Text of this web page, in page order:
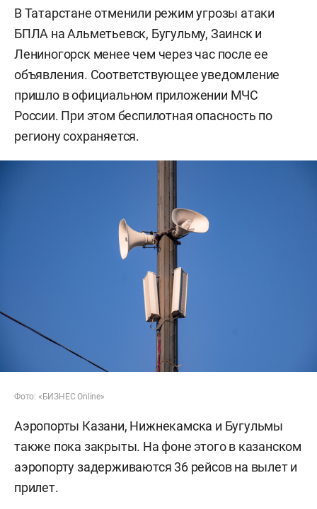
В Татарстане отменили режим угрозы атаки
БПЛА на Альметьевск, Бугульму, Заинск и
Лениногорск менее чем через час после ее
объявления. Соответствующее уведомление
пришло в официальном приложении МЧС
России. При этом беспилотная опасность по
региону сохраняется.
Фото: «БИЗНЕС Online»
Аэропорты Казани, Нижнекамска и Бугульмы
также пока закрыты. На фоне этого в казанском
аэропорту задерживаются 36 рейсов на вылет и
прилет.